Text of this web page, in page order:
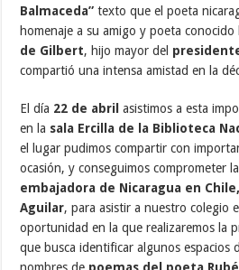
Balmaceda” texto que el poeta
homenaje a su amigo y poeta
de Gilbert, hijo mayor del
compartió una intensa amistad en la
El día 22 de abril asistimos a esta
en la sala Ercilla de la Biblioteca
el lugar pudimos compartir con
ocasión, y conseguimos comprometer
embajadora de Nicaragua en
Aguilar, para asistir a nuestro colegio
oportunidad en la que realizaremos la
que busca identificar algunos espacios